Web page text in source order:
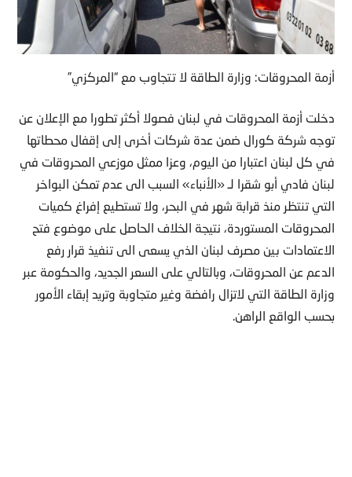
أزمة المحروقات: وزارة الطاقة لا تتجاوب مع “المركزي”
دخلت أزمة المحروقات في لبنان فصولا أكثر تطورا مع الإعلان عن
توجه شركة كورال ضمن عدة شركات أخرى إلى إقفال محطاتها
في كل لبنان اعتبارا من اليوم، وعزا ممثل موزعي المحروقات في
لبنان فادي أبو شقرا لـ «الأنباء» السبب الى عدم تمكن البواخر
التي تنتظر منذ قرابة شهر في البحر، ولا تستطيع إفراغ كميات
المحروقات المستوردة، نتيجة الخلاف الحاصل على موضوع فتح
الاعتمادات بين مصرف لبنان الذي يسعى الى تنفيذ قرار رفع
الدعم عن المحروقات، وبالتالي على السعر الجديد، والحكومة عبر
وزارة الطاقة التي لاتزال رافضة وغير متجاوبة وتريد إبقاء الأمور
بحسب الواقع الراهن.